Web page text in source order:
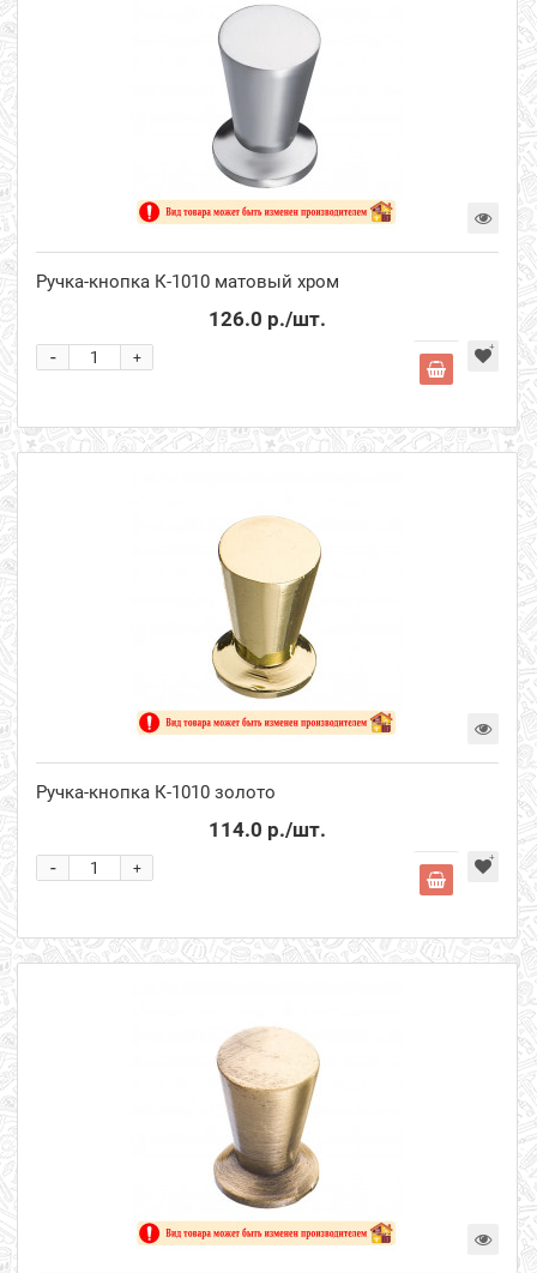
Ручка-кнопка К-1010 матовый хром
126.0 р./шт.
+
-
Ручка-кнопка К-1010 золото
114.0 р./шт.
+
-